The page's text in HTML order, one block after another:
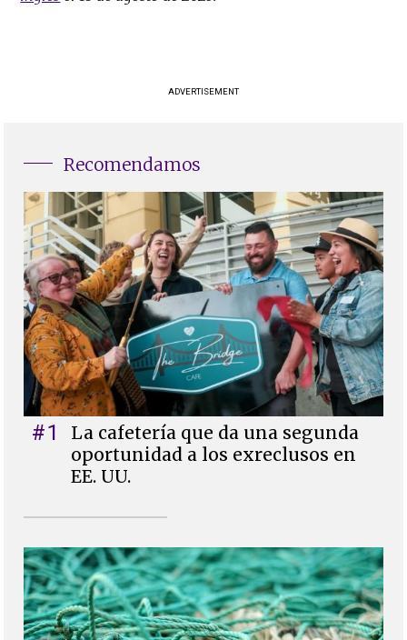
ADVERTISEMENT
Recomendamos
#1
La cafetería que da una segunda
oportunidad a los exreclusos en
EE. UU.